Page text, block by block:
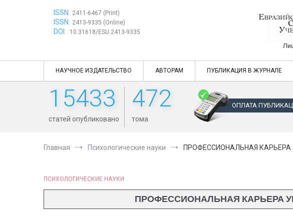
ISSN: 2411-6467 (Print)
ISSN: 2413-9335 (Online)
DOI: 10.31618/ESU.2413-9335
Евразийский Союз
НАУЧНОЕ ИЗДАТЕЛЬСТВО АВТОРАМ ПУБЛИКАЦИЯ В ЖУРНАЛЕ
15433
статей опубликовано
472
тома
ОПЛАТА
Главная Психологические науки ПРОФЕССИОНАЛЬНАЯ
ПСИХОЛОГИЧЕСКИЕ НАУКИ
ПРОФЕССИОНАЛЬНАЯ КАРЬЕРА